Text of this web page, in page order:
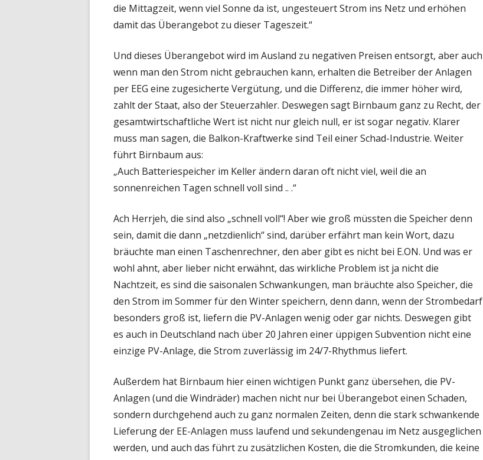
die Mittagzeit, wenn viel Sonne da ist, ungesteuert Strom ins Netz und erhöhen
damit das Überangebot zu dieser Tageszeit.“
Und dieses Überangebot wird im Ausland zu negativen Preisen entsorgt, aber auch
wenn man den Strom nicht gebrauchen kann, erhalten die Betreiber der Anlagen
per EEG eine zugesicherte Vergütung, und die Differenz, die immer höher wird,
zahlt der Staat, also der Steuerzahler. Deswegen sagt Birnbaum ganz zu Recht, der
gesamtwirtschaftliche Wert ist nicht nur gleich null, er ist sogar negativ. Klarer
muss man sagen, die Balkon-Kraftwerke sind Teil einer Schad-Industrie. Weiter
führt Birnbaum aus:
„Auch Batteriespeicher im Keller ändern daran oft nicht viel, weil die an
sonnenreichen Tagen schnell voll sind .. .“
Ach Herrjeh, die sind also „schnell voll“! Aber wie groß müssten die Speicher denn
sein, damit die dann „netzdienlich“ sind, darüber erfährt man kein Wort, dazu
bräuchte man einen Taschenrechner, den aber gibt es nicht bei E.ON. Und was er
wohl ahnt, aber lieber nicht erwähnt, das wirkliche Problem ist ja nicht die
Nachtzeit, es sind die saisonalen Schwankungen, man bräuchte also Speicher, die
den Strom im Sommer für den Winter speichern, denn dann, wenn der Strombedarf
besonders groß ist, liefern die PV-Anlagen wenig oder gar nichts. Deswegen gibt
es auch in Deutschland nach über 20 Jahren einer üppigen Subvention nicht eine
einzige PV-Anlage, die Strom zuverlässig im 24/7-Rhythmus liefert.
Außerdem hat Birnbaum hier einen wichtigen Punkt ganz übersehen, die PV-
Anlagen (und die Windräder) machen nicht nur bei Überangebot einen Schaden,
sondern durchgehend auch zu ganz normalen Zeiten, denn die stark schwankende
Lieferung der EE-Anlagen muss laufend und sekundengenau im Netz ausgeglichen
werden, und auch das führt zu zusätzlichen Kosten, die die Stromkunden, die keine